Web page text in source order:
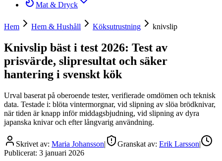
Mat & Dryck
Hem Hem & Hushåll Köksutrustning knivslip
Knivslip bäst i test 2026: Test av
prisvärde, slipresultat och säker
hantering i svenskt kök
Urval baserat på oberoende tester, verifierade omdömen och teknisk
data. Testade i: blöta vintermorgnar, vid slipning av slöa brödknivar,
när tiden är knapp inför middagsbjudning, vid slipning av dyra
japanska knivar och efter långvarig användning.
Skrivet av: Maria Johansson| Granskat av: Erik Larsson|
Publicerat: 3 januari 2026